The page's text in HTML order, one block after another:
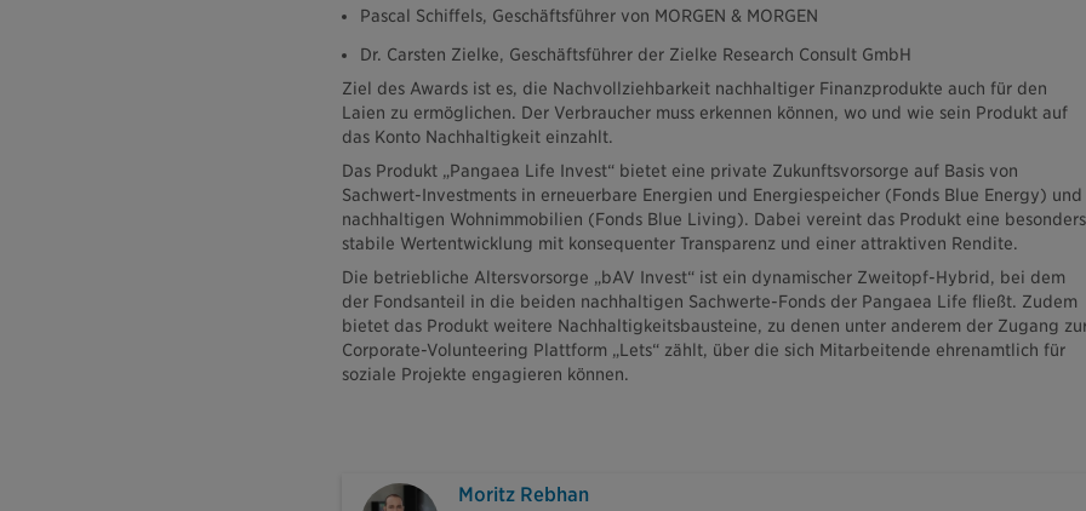
Pascal Schiffels, Geschäftsführer von MORGEN & MORGEN
Dr. Carsten Zielke, Geschäftsführer der Zielke Research Consult GmbH
Ziel des Awards ist es, die Nachvollziehbarkeit nachhaltiger Finanzprodukte auch für den
Laien zu ermöglichen. Der Verbraucher muss erkennen können, wo und wie sein Produkt auf
das Konto Nachhaltigkeit einzahlt.
Das Produkt „Pangaea Life Invest“ bietet eine private Zukunftsvorsorge auf Basis von
Sachwert-Investments in erneuerbare Energien und Energiespeicher (Fonds Blue Energy) und
nachhaltigen Wohnimmobilien (Fonds Blue Living). Dabei vereint das Produkt eine besonders
stabile Wertentwicklung mit konsequenter Transparenz und einer attraktiven Rendite.
Die betriebliche Altersvorsorge „bAV Invest“ ist ein dynamischer Zweitopf-Hybrid, bei dem
der Fondsanteil in die beiden nachhaltigen Sachwerte-Fonds der Pangaea Life fließt. Zudem
bietet das Produkt weitere Nachhaltigkeitsbausteine, zu denen unter anderem der Zugang
Corporate-Volunteering Plattform „Lets“ zählt, über die sich Mitarbeitende ehrenamtlich für
soziale Projekte engagieren können.
Moritz Rebhan